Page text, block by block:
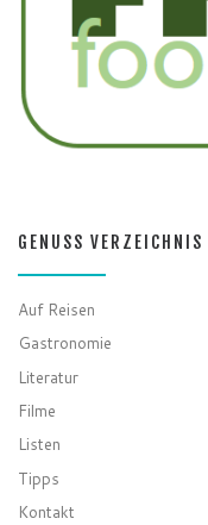
GENUSS VERZEICHNIS
Auf Reisen
Gastronomie
Literatur
Filme
Listen
Tipps
Kontakt